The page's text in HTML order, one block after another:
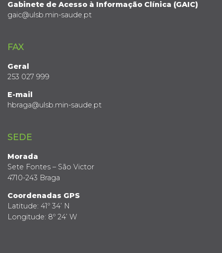
Gabinete de Acesso à Informação Clínica (GAIC)
gaic@ulsb.min-saude.pt
FAX
Geral
253 027 999
E-mail
hbraga@ulsb.min-saude.pt
SEDE
Morada
Sete Fontes – São Victor
4710-243 Braga
Coordenadas GPS
Latitude: 41º 34’ N
Longitude: 8º 24’ W